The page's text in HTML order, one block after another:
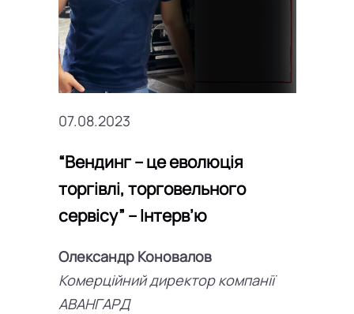
07.08.2023
“Вендинг – це еволюція
торгівлі, торговельного
сервісу” – Інтерв’ю
Олександр Коновалов
Комерційний директор компанії
АВАНГАРД